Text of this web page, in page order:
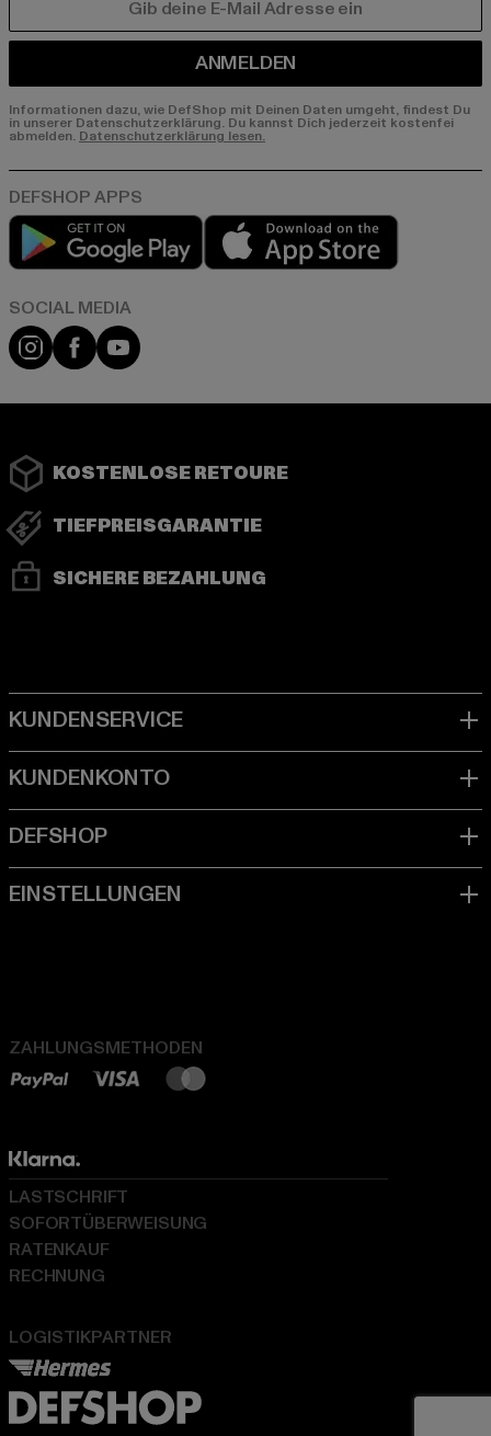
ANMELDEN
Informationen dazu, wie DefShop mit Deinen Daten umgeht, findest Du
in unserer Datenschutzerklärung. Du kannst Dich jederzeit kostenfei
abmelden. Datenschutzerklärung lesen.
Play market
Instagram
FacebookYouTube
KOSTENLOSE RETOURE
TIEFPREISGARANTIE
SICHERE BEZAHLUNG
ZAHLUNGSMETHODEN
LOGISTIKPARTNER
LASTSCHRIFT
SOFORTÜBERWEISUNG
RATENKAUF
RECHNUNG